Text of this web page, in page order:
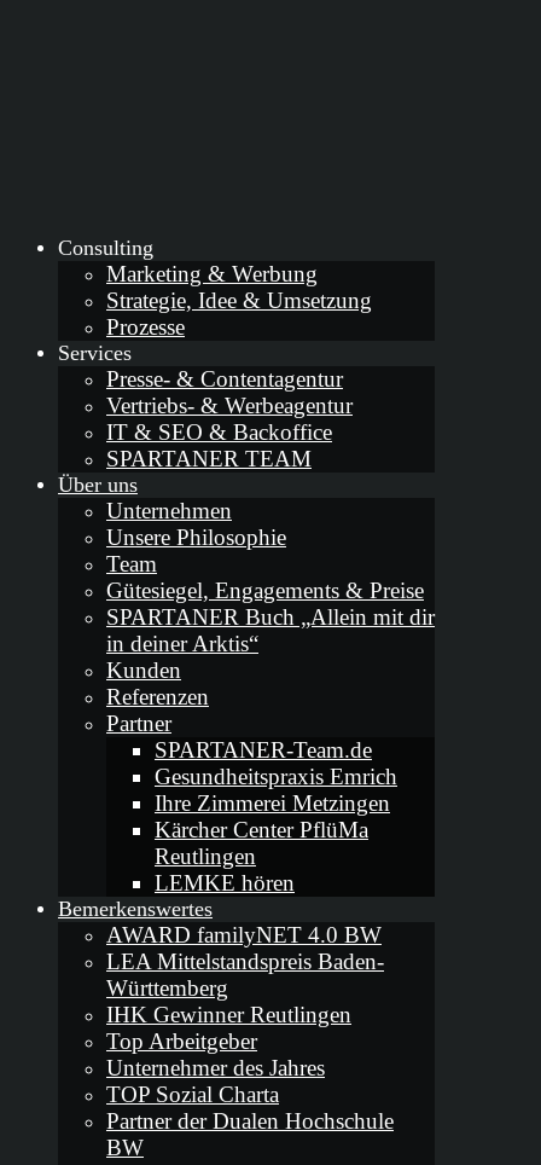
Consulting
Marketing & Werbung
Strategie, Idee & Umsetzung
Prozesse
Services
Presse- & Contentagentur
Vertriebs- & Werbeagentur
IT & SEO & Backoffice
SPARTANER TEAM
Über uns
Unternehmen
Unsere Philosophie
Team
Gütesiegel, Engagements & Preise
SPARTANER Buch „Allein mit dir
in deiner Arktis“
Kunden
Referenzen
Partner
SPARTANER-Team.de
Gesundheitspraxis Emrich
Ihre Zimmerei Metzingen
Kärcher Center PflüMa
Reutlingen
LEMKE hören
Bemerkenswertes
AWARD familyNET 4.0 BW
LEA Mittelstandspreis Baden-
Württemberg
IHK Gewinner Reutlingen
Top Arbeitgeber
Unternehmer des Jahres
TOP Sozial Charta
Partner der Dualen Hochschule
BW